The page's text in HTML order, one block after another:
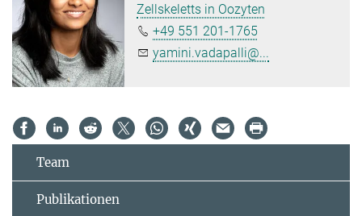
Zellskeletts in Oozyten
+49 551 201-1765
yamini.vadapalli@...
Team
Publikationen